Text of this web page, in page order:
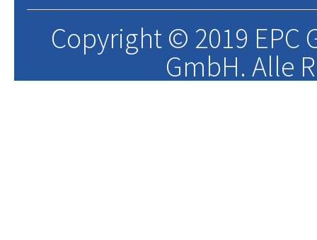
Copyright © 2019 EPC
GmbH. Alle